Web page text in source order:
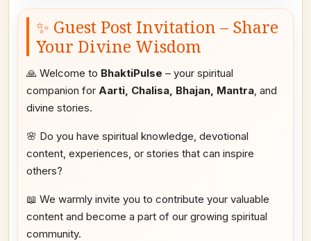
✨ Guest Post Invitation – Share
Your Divine Wisdom
🙏 Welcome to BhaktiPulse – your spiritual
companion for Aarti, Chalisa, Bhajan, Mantra, and
divine stories.
🌸 Do you have spiritual knowledge, devotional
content, experiences, or stories that can inspire
others?
📖 We warmly invite you to contribute your valuable
content and become a part of our growing spiritual
community.